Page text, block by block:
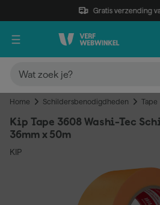
Gratis verzending
Home Schildersbenodigdheden Tape
Kip Tape 3608 Washi-Tec
36mm x 50m
KIP